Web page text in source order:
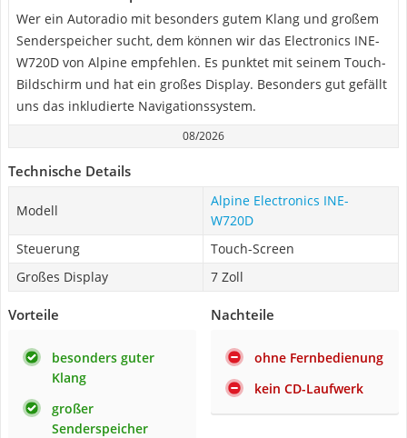
Wer ein Autoradio mit besonders gutem Klang und großem
Senderspeicher sucht, dem können wir das Electronics INE-
W720D von Alpine empfehlen. Es punktet mit seinem Touch-
Bildschirm und hat ein großes Display. Besonders gut gefällt
uns das inkludierte Navigationssystem.
08/2026
Technische Details
Modell
Alpine Electronics INE-
W720D
Steuerung
Touch-Screen
Großes Display
7 Zoll
Vorteile
besonders guter
Klang
großer
Senderspeicher
Nachteile
ohne Fernbedienung
kein CD-Laufwerk